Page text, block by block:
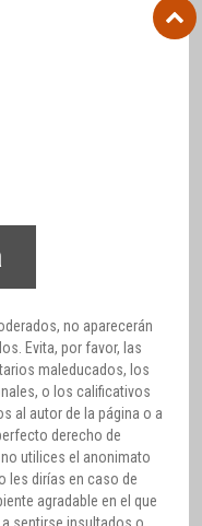
no aparecerán
Evita, por favor, las
maleducados, los
o los calificativos
al autor de la página o a
derecho de
utilices el anonimato
les dirías en caso de
agradable en el que